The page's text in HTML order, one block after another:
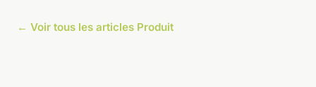
← Voir tous les articles Produit